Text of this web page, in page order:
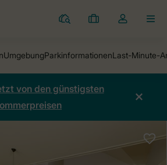
Ferienparks
Meine
Dropdown-
öffnen
von den günstigsten